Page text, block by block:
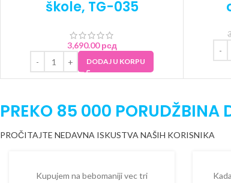
škole, TG-035
3,690.00рсд
DODAJ U KORPU
PREKO 85 000 PORUDŽBINA
PROČITAJTE NEDAVNA ISKUSTVA NAŠIH KORISNIKA
Kupujem na bebomaniji vec tri